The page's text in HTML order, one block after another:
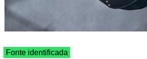
Fonte identificada